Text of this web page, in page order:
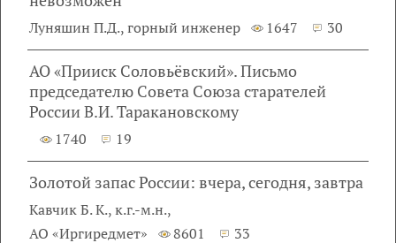
Луняшин П.Д., горный инженер 1647 30
АО «Прииск Соловьёвский». Письмо
председателю Совета Союза старателей
России В.И. Таракановскому
1740 19
Золотой запас России: вчера, сегодня, завтра
Кавчик Б. К., к.г.-м.н.,
АО «Иргиредмет»
8601 33